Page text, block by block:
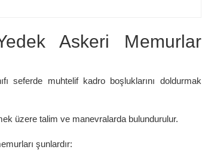
Askeri Memurlar
seferde muhtelif kadro boşluklarını doldurmak
üzere talim ve manevralarda bulundurulur.
şunlardır: